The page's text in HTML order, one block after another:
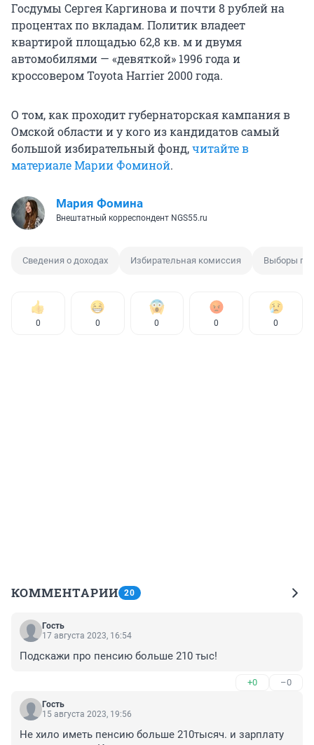
Госдумы Сергея Каргинова и почти 8 рублей на
процентах по вкладам. Политик владеет
квартирой площадью 62,8 кв. м и двумя
автомобилями — «девяткой» 1996 года и
кроссовером Toyota Harrier 2000 года.
О том, как проходит губернаторская кампания в
Омской области и у кого из кандидатов самый
большой избирательный фонд,читайте в
материале Марии Фоминой.
Мария Фомина
Внештатный корреспондент NGS55.ru
Сведения о доходах Избирательная комиссия Выборы
0 0 0 0 0
КОММЕНТАРИИ 20
Гость
17 августа 2023, 16:54
Подскажи про пенсию больше 210 тыс!
+0 –0
Гость
15 августа 2023, 19:56
Не хило иметь пенсию больше 210тысяч. и зарплату